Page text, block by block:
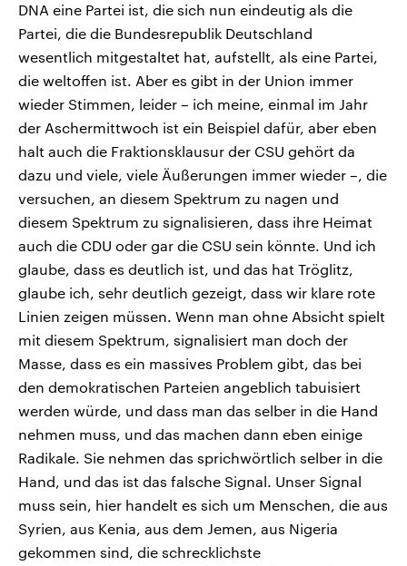
DNA eine Partei ist, die sich nun eindeutig als die
Partei, die die Bundesrepublik Deutschland
wesentlich mitgestaltet hat, aufstellt, als eine Partei,
die weltoffen ist. Aber es gibt in der Union immer
wieder Stimmen, leider – ich meine, einmal im Jahr
der Aschermittwoch ist ein Beispiel dafür, aber eben
halt auch die Fraktionsklausur der CSU gehört da
dazu und viele, viele Äußerungen immer wieder –, die
versuchen, an diesem Spektrum zu nagen und
diesem Spektrum zu signalisieren, dass ihre Heimat
auch die CDU oder gar die CSU sein könnte. Und ich
glaube, dass es deutlich ist, und das hat Tröglitz,
glaube ich, sehr deutlich gezeigt, dass wir klare rote
Linien zeigen müssen. Wenn man ohne Absicht spielt
mit diesem Spektrum, signalisiert man doch der
Masse, dass es ein massives Problem gibt, das bei
den demokratischen Parteien angeblich tabuisiert
werden würde, und dass man das selber in die Hand
nehmen muss, und das machen dann eben einige
Radikale. Sie nehmen das sprichwörtlich selber in die
Hand, und das ist das falsche Signal. Unser Signal
muss sein, hier handelt es sich um Menschen, die aus
Syrien, aus Kenia, aus dem Jemen, aus Nigeria
gekommen sind, die schrecklichste